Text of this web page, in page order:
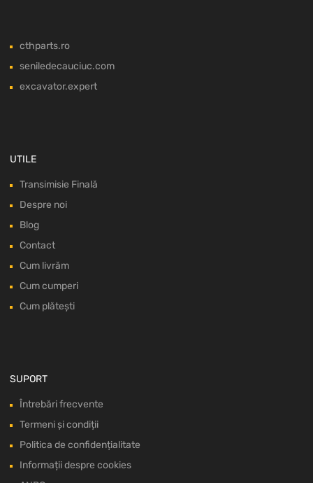
cthparts.ro
seniledecauciuc.com
excavator.expert
UTILE
Transimisie Finală
Despre noi
Blog
Contact
Cum livrăm
Cum cumperi
Cum plătești
SUPORT
Întrebări frecvente
Termeni și condiții
Politica de confidențialitate
Informații despre cookies